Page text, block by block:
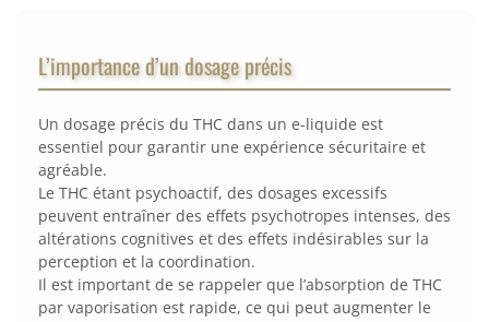
L’importance d’un dosage précis
Un dosage précis du THC dans un e-liquide est
essentiel pour garantir une expérience sécuritaire et
agréable.
Le THC étant psychoactif, des dosages excessifs
peuvent entraîner des effets psychotropes intenses, des
altérations cognitives et des effets indésirables sur la
perception et la coordination.
Il est important de se rappeler que l’absorption de THC
par vaporisation est rapide, ce qui peut augmenter le